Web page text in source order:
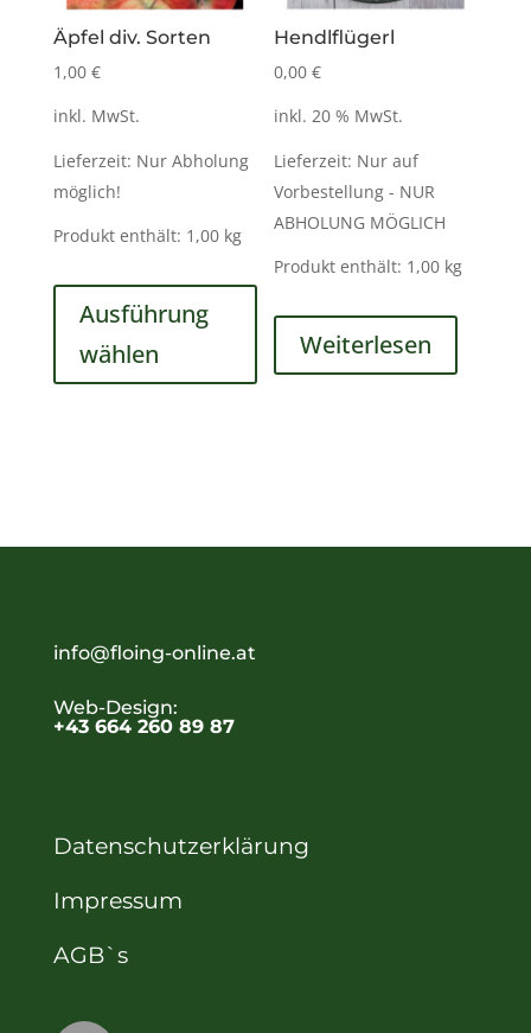
Äpfel div. Sorten
1,00 €
inkl. MwSt.
Lieferzeit: Nur Abholung
möglich!
Produkt enthält: 1,00 kg
Ausführung
wählen
Dieses
weist
mehrere
auf
Hendlflügerl
0,00€
inkl. 20 % MwSt.
Lieferzeit: Nur auf
Vorbestellung - NUR
ABHOLUNG MÖGLICH
Produkt enthält: 1,00 kg
Weiterlesen
info@floing-online.at
Web-Design:
+43 664 260 89 87
Datenschutzerklärung
Impressum
AGB`s